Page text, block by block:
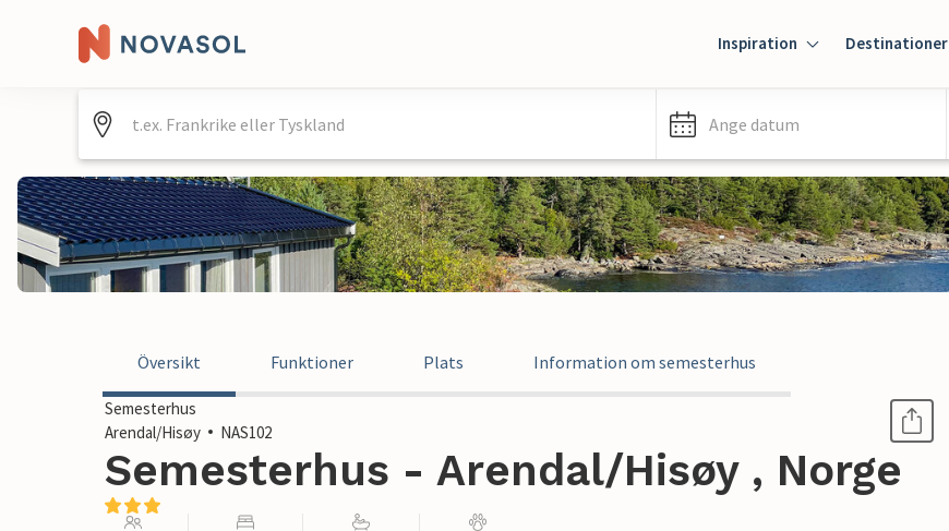
Inspiration Destinationer
Ange datum
Översikt Funktioner Plats Information om semesterhus
Semesterhus
Arendal/Hisøy
NAS102
Semesterhus - Arendal/Hisøy , Norge